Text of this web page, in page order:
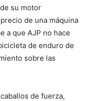
su motor
de una máquina
a que AJP no hace
de enduro de
sobre las
de fuerza,